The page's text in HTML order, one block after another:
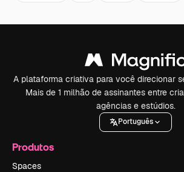
A plataforma criativa para você direcionar
Mais de 1 milhão de assinantes entre
agências e estúdios.
Português
Produtos
Spaces